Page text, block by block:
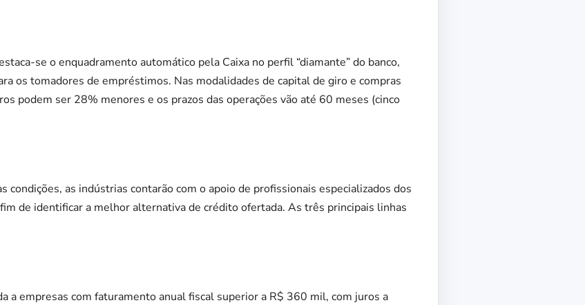
se o enquadramento automático pela Caixa no perfil “diamante” do banco,
os tomadores de empréstimos. Nas modalidades de capital de giro e compras
podem ser 28% menores e os prazos das operações vão até 60 meses (cinco
condições, as indústrias contarão com o apoio de profissionais especializados dos
de identificar a melhor alternativa de crédito ofertada. As três principais linhas
a empresas com faturamento anual fiscal superior a R$ 360 mil, com juros a